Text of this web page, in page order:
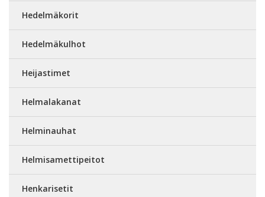
Hedelmäkorit
Hedelmäkulhot
Heijastimet
Helmalakanat
Helminauhat
Helmisamettipeitot
Henkarisetit